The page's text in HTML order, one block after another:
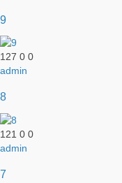
9
127 0 0
admin
8
121 0 0
admin
7